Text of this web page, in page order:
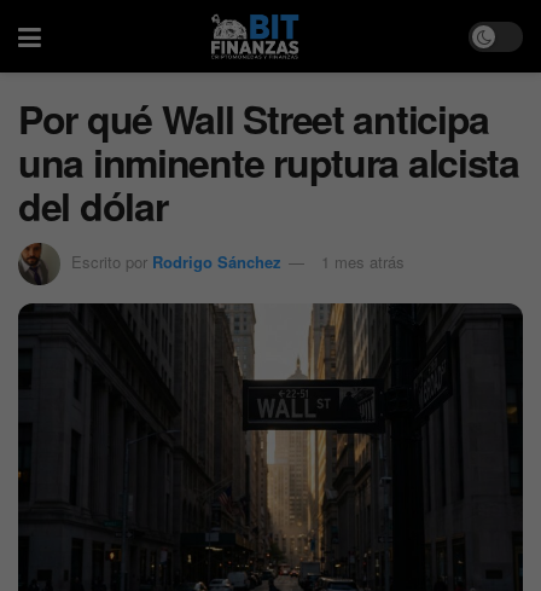
Por qué Wall Street anticipa
una inminente ruptura alcista
del dólar
Escrito por Rodrigo Sánchez 1 mes atrás